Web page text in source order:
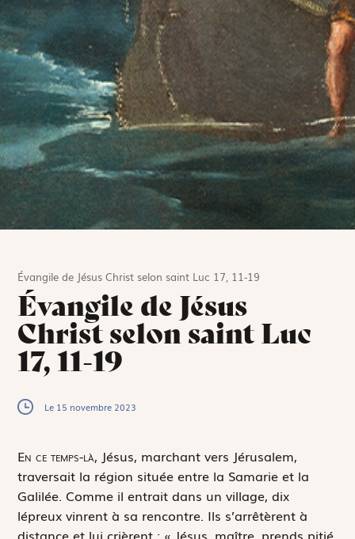
Évangile de Jésus Christ selon saint Luc 17, 11-19
Évangile de Jésus
Christ selon saint Luc
17, 11-19
Le 15 novembre 2023
En ce temps-là, Jésus, marchant vers Jérusalem,
traversait la région située entre la Samarie et la
Galilée. Comme il entrait dans un village, dix
lépreux vinrent à sa rencontre. Ils s’arrêtèrent à
distance et lui crièrent : « Jésus, maître, prends pitié